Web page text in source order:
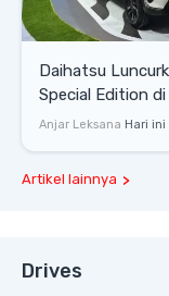
Daihatsu
Special Edition di
Stok Terbatas
Anjar Leksana Hari ini
Artikel lainnya
Drives